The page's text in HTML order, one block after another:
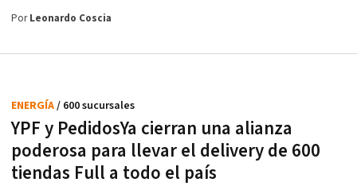
PorLeonardo Coscia
YPF y PedidosYa cierran una alianza
poderosa para llevar el delivery de 600
tiendas Full a todo el país
ENERGÍA/ 600 sucursales